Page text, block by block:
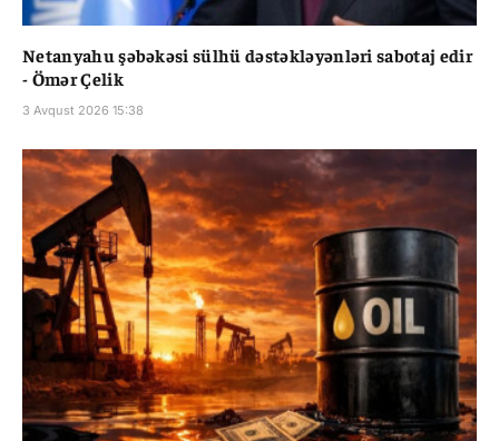
Netanyahu şəbəkəsi sülhü dəstəkləyənləri sabotaj edir
- Ömər Çelik
3 Avqust 2026 15:38